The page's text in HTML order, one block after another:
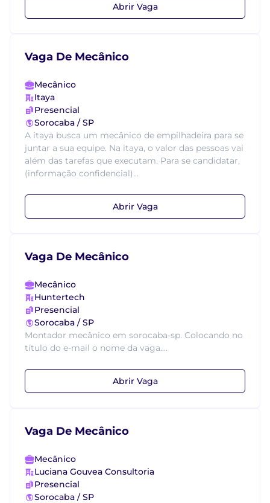
Abrir Vaga
Vaga De Mecânico
Mecânico
Itaya
Presencial
Sorocaba / SP
A itaya busca um mecânico de empilhadeira para se
juntar a sua equipe. Na itaya, o valor das pessoas vai
além das tarefas que executam. Para se candidatar,
(informação confidencial)...
Abrir Vaga
Vaga De Mecânico
Mecânico
Huntertech
Presencial
Sorocaba / SP
Montador mecânico em sorocaba-sp. Colocando no
título do e-mail o nome da vaga....
Abrir Vaga
Vaga De Mecânico
Mecânico
Luciana Gouvea Consultoria
Presencial
Sorocaba / SP